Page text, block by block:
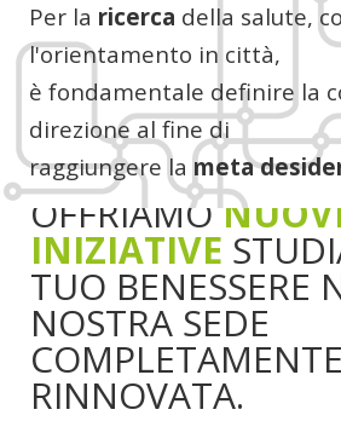
Per la ricerca della salute,
l'orientamento in città,
è fondamentale definire la
direzione al fine di
raggiungere la meta
OGNI
OFFRIAMO
INIZIATIVE
TUO BENESSERE
NOSTRA SEDE
COMPLETAMENTE
RINNOVATA.